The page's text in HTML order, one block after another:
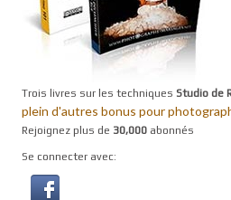
Trois livres sur les techniques Studio de
plein d'autres bonus pour
Rejoignez plus de 30,000 abonnés
Se connecter avec: